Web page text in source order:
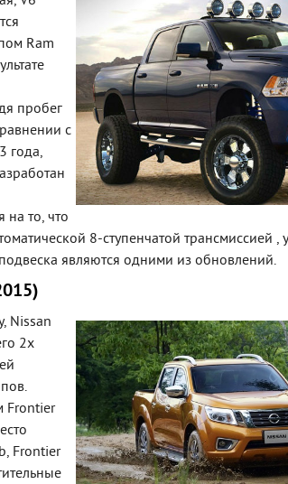
Ram
пробег
с
года,
то, что
8-ступенчатой трансмиссией
являются одними из обновлений.
Nissan
2х
Frontier
Frontier